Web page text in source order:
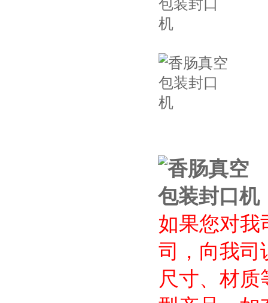
如果您对我
司，向我司
尺寸、材